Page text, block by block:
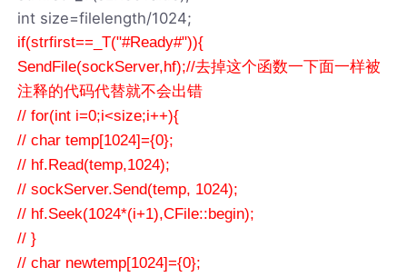
int size=filelength/1024;
if(strfirst==_T("#Ready#")){
SendFile(sockServer,hf);//去掉这个函数一下面一样被
注释的代码代替就不会出错
// for(int i=0;i<size;i++){
// char temp[1024]={0};
// hf.Read(temp,1024);
// sockServer.Send(temp, 1024);
// hf.Seek(1024*(i+1),CFile::begin);
// }
// char newtemp[1024]={0};